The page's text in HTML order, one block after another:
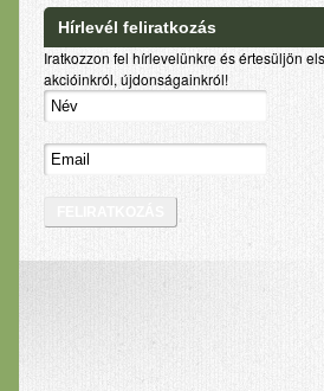
Hírlevél feliratkozás
Iratkozzon fel hírlevelünkre és értesüljön
akcióinkról, újdonságainkról!